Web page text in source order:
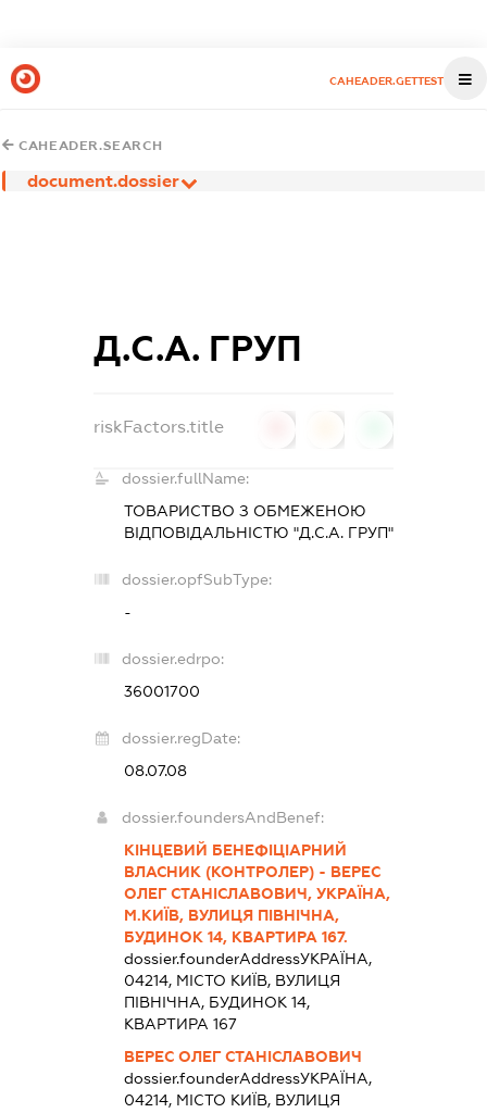
CAHEADER.GETTEST
CAHEADER.SEARCH
document.dossier
Д.С.А. ГРУП
riskFactors.title
dossier.fullName:
ТОВАРИСТВО З ОБМЕЖЕНОЮ
ВІДПОВІДАЛЬНІСТЮ "Д.С.А. ГРУП"
dossier.opfSubType:
-
dossier.edrpo:
36001700
dossier.regDate:
08.07.08
dossier.foundersAndBenef:
КІНЦЕВИЙ БЕНЕФІЦІАРНИЙ
ВЛАСНИК (КОНТРОЛЕР) - ВЕРЕС
ОЛЕГ СТАНІСЛАВОВИЧ, УКРАЇНА,
М.КИЇВ, ВУЛИЦЯ ПІВНІЧНА,
БУДИНОК 14, КВАРТИРА 167.
dossier.founderAddressУКРАЇНА,
04214, МІСТО КИЇВ, ВУЛИЦЯ
ПІВНІЧНА, БУДИНОК 14,
КВАРТИРА 167
ВЕРЕС ОЛЕГ СТАНІСЛАВОВИЧ
dossier.founderAddressУКРАЇНА,
04214, МІСТО КИЇВ, ВУЛИЦЯ